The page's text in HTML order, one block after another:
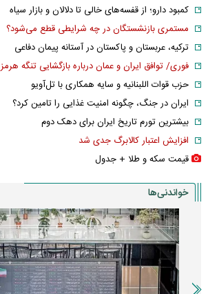
کمبود دارو؛ از قفسه‌های خالی تا دلالان و بازار سیاه
مستمری بازنشستگان در چه شرایطی قطع می‌شود؟
ترکیه، عربستان و پاکستان در آستانه پیمان دفاعی
فوری/ توافق ایران و عمان درباره بازگشایی تنگه هرمز
حزب قوات اللبنانیه و سایه همکاری با تل‌آویو
ایران در جنگ، چگونه امنیت غذایی را تامین کرد؟
بیشترین تورم تاریخ ایران برای دهک دوم
افزایش اعتبار کالابرگ جدی شد
قیمت سکه و طلا + جدول
خواندنی‌ها